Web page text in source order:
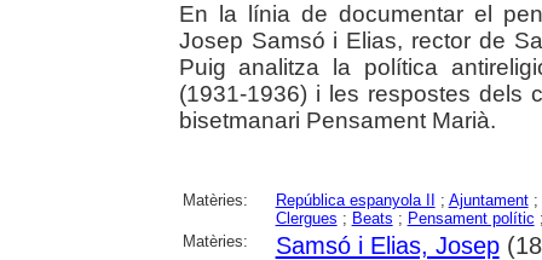
En la línia de documentar el
Josep Samsó i Elias, rector de
Puig analitza la política
(1931-1936) i les respostes dels
bisetmanari Pensament Marià.
Matèries: República espanyola II ; Ajuntament;
Clergues ; Beats ; Pensament polític
Matèries:
Samsó i Elias, Josep